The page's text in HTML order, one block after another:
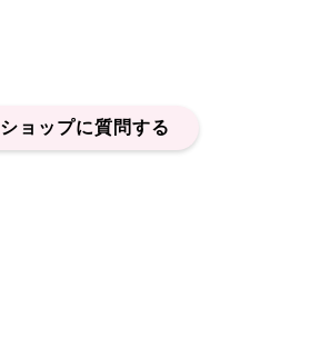
ショップに質問する